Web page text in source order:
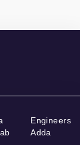
Engineers
Adda